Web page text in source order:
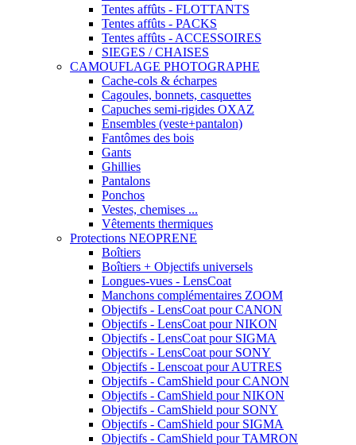
Tentes affûts - FLOTTANTS
Tentes affûts - PACKS
Tentes affûts - ACCESSOIRES
SIEGES / CHAISES
CAMOUFLAGE PHOTOGRAPHE
Cache-cols & écharpes
Cagoules, bonnets, casquettes
Capuches semi-rigides OXAZ
Ensembles (veste+pantalon)
Fantômes des bois
Gants
Ghillies
Pantalons
Ponchos
Vestes, chemises ...
Vêtements thermiques
Protections NEOPRENE
Boîtiers
Boîtiers + Objectifs universels
Longues-vues - LensCoat
Manchons complémentaires ZOOM
Objectifs - LensCoat pour CANON
Objectifs - LensCoat pour NIKON
Objectifs - LensCoat pour SIGMA
Objectifs - LensCoat pour SONY
Objectifs - Lenscoat pour AUTRES
Objectifs - CamShield pour CANON
Objectifs - CamShield pour NIKON
Objectifs - CamShield pour SONY
Objectifs - CamShield pour SIGMA
Objectifs - CamShield pour TAMRON